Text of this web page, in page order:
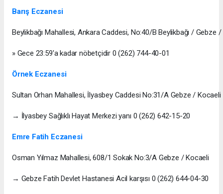
Barış Eczanesi
Beylikbağı Mahallesi, Ankara Caddesi, No:40/B Beylikbağı / Gebze
» Gece 23:59'a kadar nöbetçidir 0 (262) 744-40-01
Örnek Eczanesi
Sultan Orhan Mahallesi, İlyasbey Caddesi No:31/A Gebze / Kocaeli
→ İlyasbey Sağlıklı Hayat Merkezi yanı 0 (262) 642-15-20
Emre Fatih Eczanesi
Osman Yılmaz Mahallesi, 608/1 Sokak No:3/A Gebze / Kocaeli
→ Gebze Fatih Devlet Hastanesi Acil karşısı 0 (262) 644-04-30